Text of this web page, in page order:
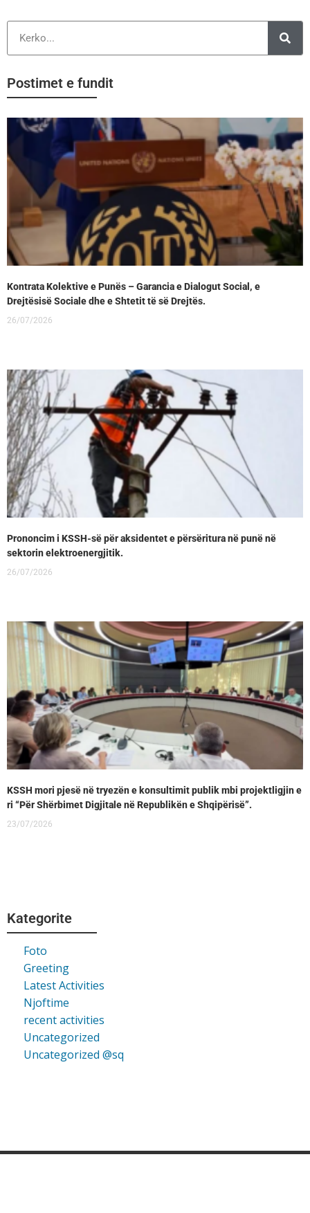
Postimet e fundit
Kontrata Kolektive e Punës – Garancia e Dialogut Social, e
Drejtësisë Sociale dhe e Shtetit të së Drejtës.
26/07/2026
Prononcim i KSSH-së për aksidentet e përsëritura në punë në
sektorin elektroenergjitik.
26/07/2026
KSSH mori pjesë në tryezën e konsultimit publik mbi projektligjin e
ri “Për Shërbimet Digjitale në Republikën e Shqipërisë”.
23/07/2026
Kategorite
Foto
Greeting
Latest Activities
Njoftime
recent activities
Uncategorized
Uncategorized @sq